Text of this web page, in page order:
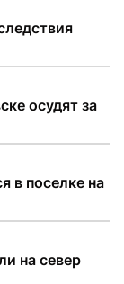
осудят за
в поселке на
на север